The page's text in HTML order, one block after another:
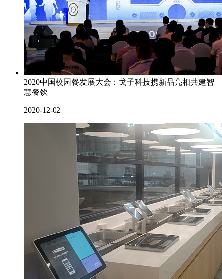
2020中国校园餐发展大会：戈子科技携新品亮相共建智
慧餐饮
2020-12-02